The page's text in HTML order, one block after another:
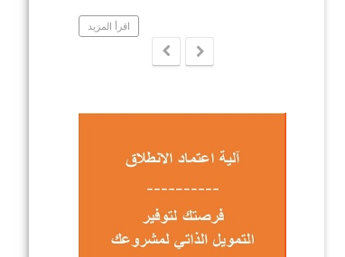
اقرأ المزيد